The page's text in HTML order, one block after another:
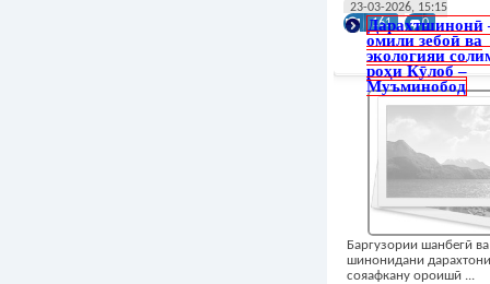
23-03-2026, 15:15
161
0
Дарахтшинонӣ
омили зебоӣ ва
экологияи
роҳи Кӯлоб –
Муъминобод
Баргузории шанбегӣ ва
шинонидани дарахтони
сояафкану ороишӣ ...